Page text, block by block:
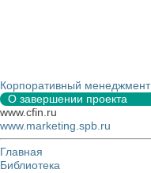
Корпоративный менеджмент
О завершении проекта
www.cfin.ru
www.marketing.spb.ru
Главная
Библиотека